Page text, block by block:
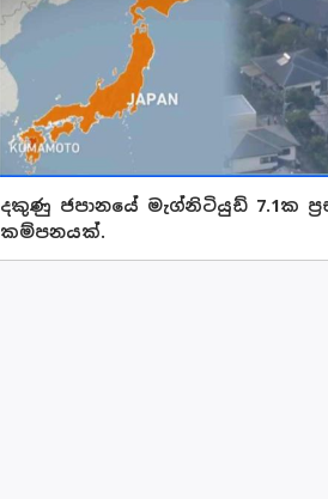
දකුණු ජපානයේ මැග්නිටියුඩ් 7.1ක
කම්පනයක්.